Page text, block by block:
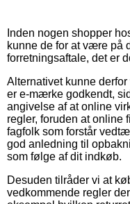
Inden nogen shopper
kunne de for at være på
forretningsaftale, det er
Alternativet kunne
er e-mærke godkendt,
angivelse af at online
regler, foruden at online
fagfolk som forstår
god anledning til
som følge af dit indkøb.
Desuden tilråder vi at
vedkommende regler